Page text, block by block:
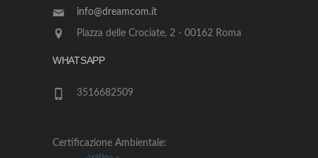
info@dreamcom.it
Piazza delle Crociate, 2 - 00162 Roma
WHATSAPP
3516682509
Certificazione Ambientale: